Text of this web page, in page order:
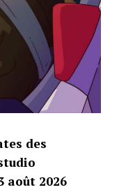
des
août 2026